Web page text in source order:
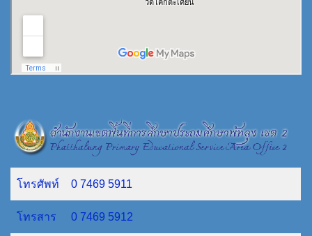
โทรศัพท์ 0 7469 5911
โทรสาร 0 7469 5912